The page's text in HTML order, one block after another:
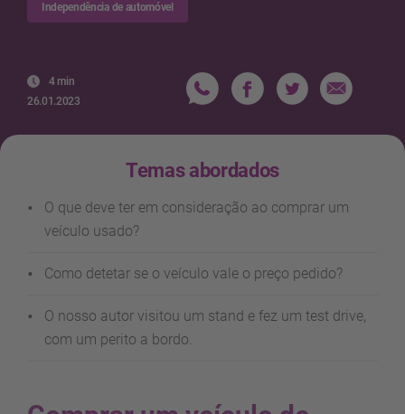
Independência de automóvel
4 min
26.01.2023
Temas abordados
O que deve ter em consideração ao comprar um
veículo usado?
Como detetar se o veículo vale o preço pedido?
O nosso autor visitou um stand e fez um test drive,
com um perito a bordo.